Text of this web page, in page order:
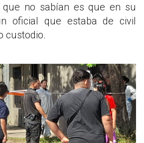
no sabían es que en su
oficial que estaba de civil
custodio.